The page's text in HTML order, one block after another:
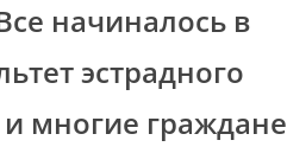
начиналось в
эстрадного
многие граждане